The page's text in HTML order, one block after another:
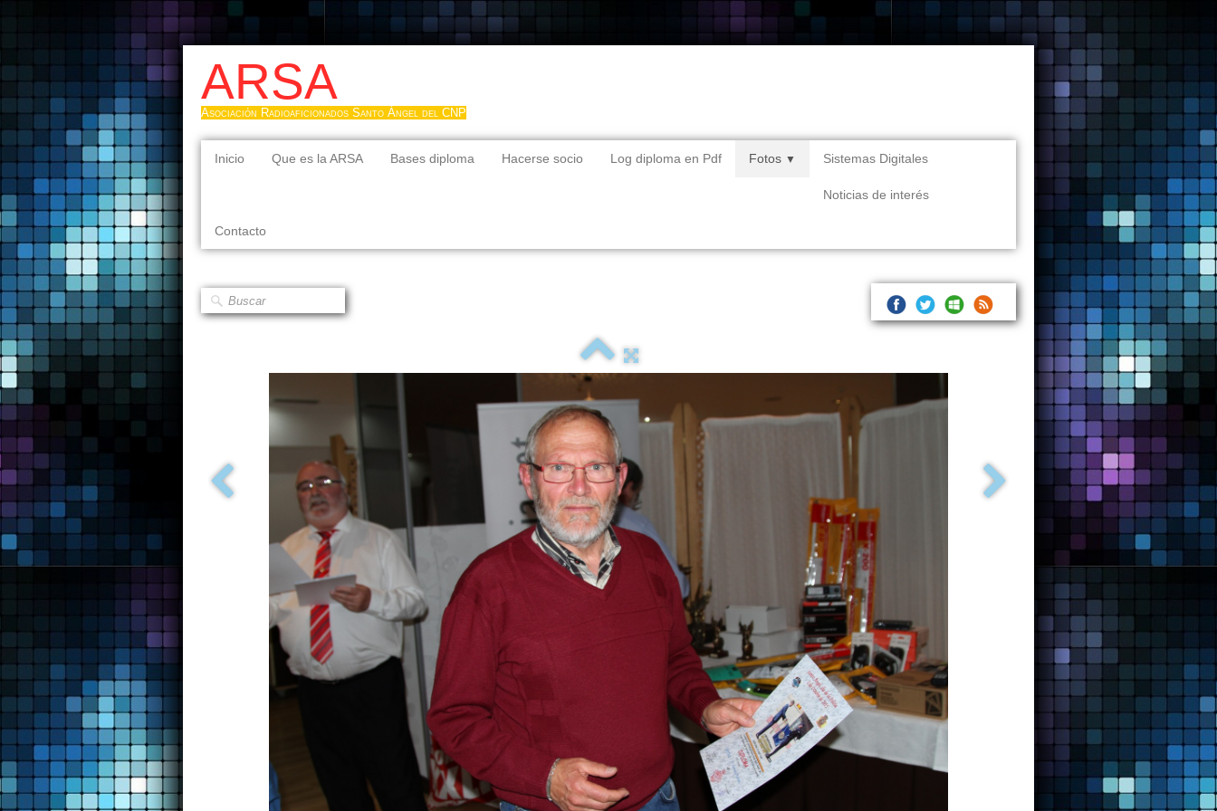
ARSA
Asociación Radioaficionados Santo Ángel del CNP
Inicio Que es la ARSA Bases diploma Hacerse socio Log diploma en Pdf Fotos ▼ Sistemas Digitales
Noticias de interés
Contacto